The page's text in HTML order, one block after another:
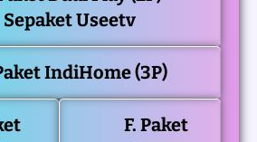
Sepaket Useetv
IndiHome (3P)
F. Paket